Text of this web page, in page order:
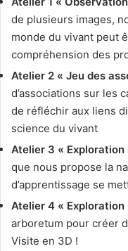
de plusieurs images,
monde du vivant peut
compréhension des
Atelier 2 « Jeu des
d’associations sur les
de réfléchir aux liens
science du vivant
Atelier 3 « Exploration
que nous propose la
d’apprentissage se
Atelier 4 « Exploration
arboretum pour créer
Visite en 3D !